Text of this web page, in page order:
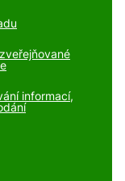
informací,